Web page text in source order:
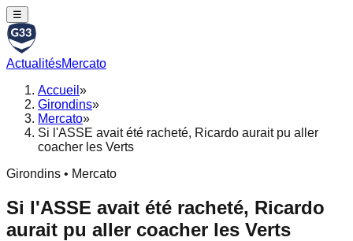
☰
ActualitésMercato
Accueil »
Girondins»
Mercato»
Si l'ASSE avait été racheté, Ricardo aurait pu aller
coacher les Verts
Girondins • Mercato
Si l'ASSE avait été racheté, Ricardo
aurait pu aller coacher les Verts